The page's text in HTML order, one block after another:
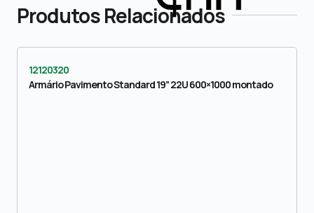
Produtos Relacionados
12120320
Armário Pavimento Standard 19” 22U 600×1000 montado